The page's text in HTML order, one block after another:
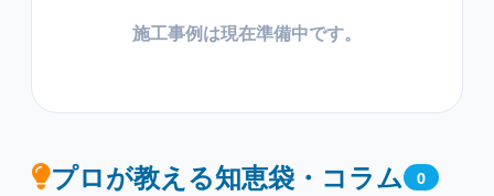
施工事例は現在準備中です。
プロが教える知恵袋・コラム 0